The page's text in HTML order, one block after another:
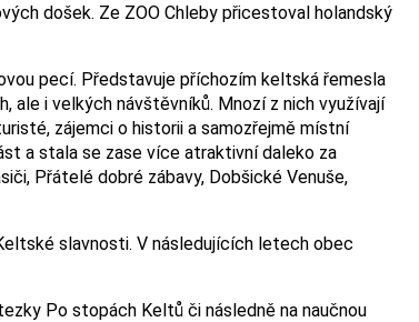
došek. Ze ZOO Chleby přicestoval holandský
pecí. Představuje příchozím keltská řemesla
ale i velkých návštěvníků. Mnozí z nich využívají
zájemci o historii a samozřejmě místní
a stala se zase více atraktivní daleko za
Přátelé dobré zábavy, Dobšické Venuše,
slavnosti. V následujících letech obec
Po stopách Keltů či následně na naučnou